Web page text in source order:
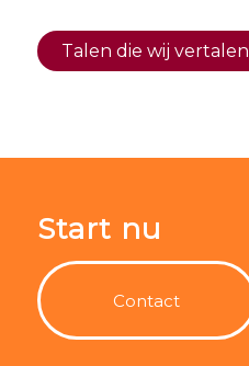
Talen die wij vertalen
Start nu
Contact